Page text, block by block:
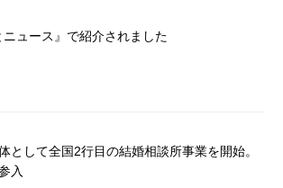
ュース』で紹介されました
として全国2行目の結婚相談所事業を開始。
入